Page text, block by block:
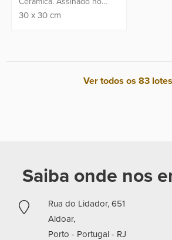
canto inferior.
30x 30cm
Ver todos os 83
Saiba onde nos
Rua do Lidador, 651
Aldoar,
Porto - Portugal - RJ